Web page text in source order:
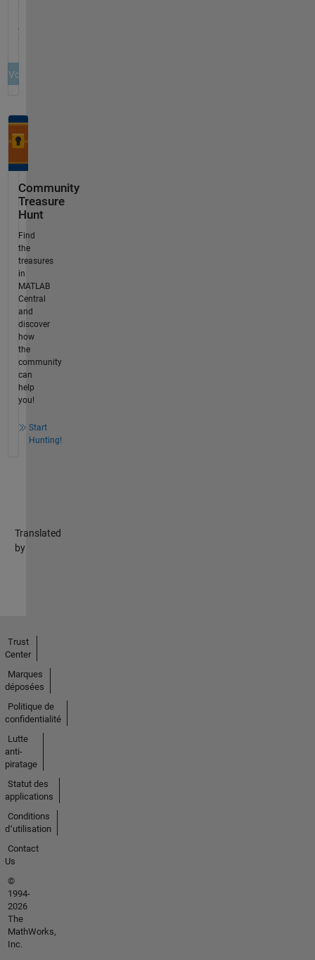
Community
Treasure
Hunt
Find
the
treasures
in
MATLAB
Central
and
discover
how
the
community
can
help
you!
Start
Hunting!
Translated
by
Trust
Center
Marques
déposées
Politique de
confidentialité
Lutte
anti-
piratage
Statut des
applications
Conditions
d՚utilisation
Contact
Us
©
1994-
2026
The
MathWorks,
Inc.